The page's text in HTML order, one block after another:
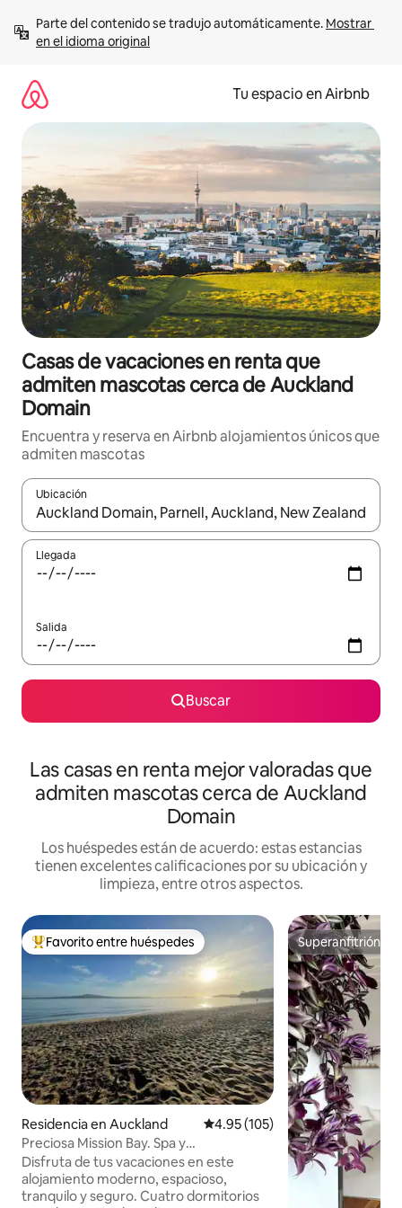
contenido
Parte del contenido se tradujo automáticamente. Mostrar
en el idioma original
Tu espacio en Airbnb
Casas de vacaciones en renta que
admiten mascotas cerca de Auckland
Domain
Encuentra y reserva en Airbnb alojamientos únicos que
admiten mascotas
Ubicación
Cuando los resultados estén disponibles, podrás navegar
Llegada
Salida
Buscar
Las casas en renta mejor valoradas que
admiten mascotas cerca de Auckland
Domain
Los huéspedes están de acuerdo: estas estancias
tienen excelentes calificaciones por su ubicación y
limpieza, entre otros aspectos.
De los mejores en Favorito entre huéspedes
Favorito entre huéspedes
Residencia en Auckland Calificación promedio: 4.95 de
4.95 (105)
Preciosa Mission Bay. Spa y
estacionamiento. Zona segura de la
ciudad
Disfruta de tus vacaciones en este
alojamiento moderno, espacioso,
tranquilo y seguro. Cuatro dormitorios
Superanfitrión
Superanfitrión